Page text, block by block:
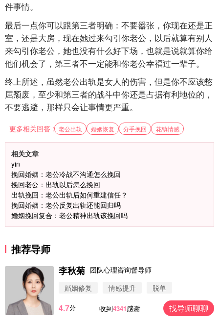
件事情。
最后一点你可以跟第三者明确：不要嚣张，你现在还是正
室，还是大房，现在她过来勾引你老公，以后就算有别人
来勾引你老公，她也没有什么好下场，也就是说就算你给
他们机会了，第三者不一定能和你老公幸福过一辈子。
终上所述，虽然老公出轨是女人的伤害，但是你不应该憋
屈颓废，至少和第三者的战斗中你还是占据有利地位的，
不要逃避，那样只会让事情更严重。
更多相关回答 : 老公出轨 婚姻恢复 分手挽回 花镇情感
相关文章
yin
挽回婚姻：老公冷战不沟通怎么挽回
挽回老公：出轨以后怎么挽回
出轨挽回：老公出轨后如何重建信任？
挽回婚姻：老公反复出轨还能回归吗
婚姻挽回复合：老公精神出轨该挽回吗
推荐导师
李秋菊 团队心理咨询督导师
婚姻修复
情感提升 脱单
4.7分 收到4341感谢 找导师聊聊